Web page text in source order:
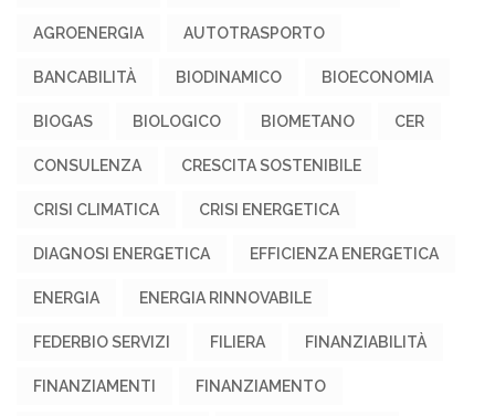
AGROENERGIA AUTOTRASPORTO
BANCABILITÀ BIODINAMICO BIOECONOMIA
BIOGAS BIOLOGICO BIOMETANO CER
CONSULENZA CRESCITA SOSTENIBILE
CRISI CLIMATICA CRISI ENERGETICA
DIAGNOSI ENERGETICA EFFICIENZA ENERGETICA
ENERGIA ENERGIA RINNOVABILE
FEDERBIO SERVIZI FILIERA FINANZIABILITÀ
FINANZIAMENTI FINANZIAMENTO